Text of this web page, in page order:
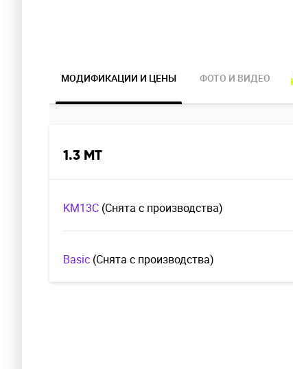
МОДИФИКАЦИИ И ЦЕНЫ ФОТО И ВИДЕО
1.3 MT
KM13C (Cнята с производства)
Basic (Cнята с производства)